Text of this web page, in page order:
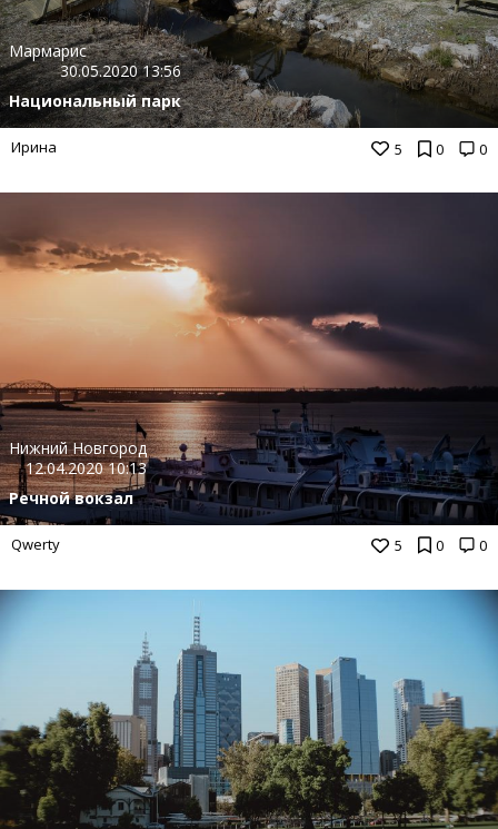
5 0 0
Мармарис
30.05.2020 13:56
Национальный парк
Ирина
5 0 0
Нижний Новгород
12.04.2020 10:13
Речной вокзал
Qwerty